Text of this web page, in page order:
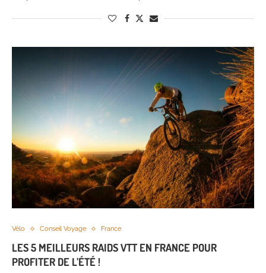
Vélo Conseil Voyage France
LES 5 MEILLEURS RAIDS VTT EN FRANCE POUR
PROFITER DE L’ÉTÉ !